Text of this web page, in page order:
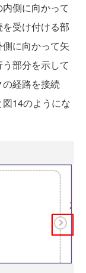
側に向かって
受け付ける部
に向かって矢
部分を示して
経路を接続
14のようにな